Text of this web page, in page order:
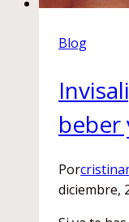
Blog
beber
Por
diciembre,